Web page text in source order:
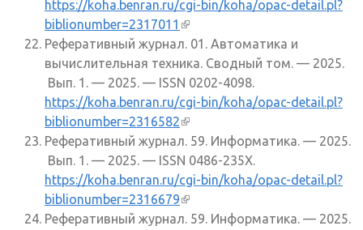
https://koha.benran.ru/cgi-bin/koha/opac-detail.pl?
biblionumber=2317011 (внешняя ссылка)
Реферативный журнал. 01. Автоматика и
вычислительная техника. Сводный том. — 2025.
Вып. 1. — 2025. — ISSN 0202-4098.
https://koha.benran.ru/cgi-bin/koha/opac-detail.pl?
biblionumber=2316582(внешняя ссылка)
Реферативный журнал. 59. Информатика. — 2025.
Вып. 1. — 2025. — ISSN 0486-235X.
https://koha.benran.ru/cgi-bin/koha/opac-detail.pl?
biblionumber=2316679(внешняя ссылка)
Реферативный журнал. 59. Информатика. — 2025.